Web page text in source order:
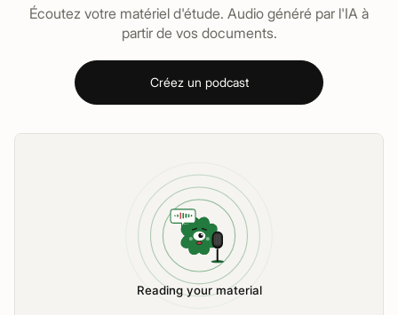
Écoutez votre matériel d'étude. Audio généré par l'IA à
partir de vos documents.
Créez un podcast